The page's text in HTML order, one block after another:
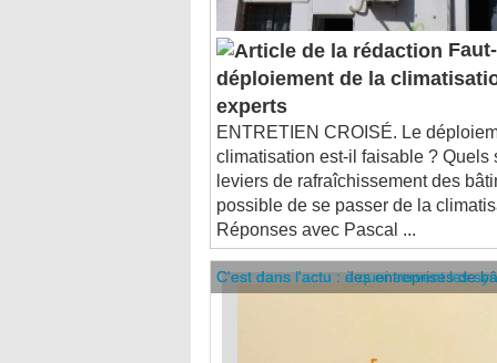
déploiement de la
experts
ENTRETIEN CROISÉ. Le
climatisation est-il faisable ? Quels
leviers de rafraîchissement des
possible de se passer de la
Réponses avec Pascal ...
C'est dans l'actu : des entreprises de
C'est dans l'actu : à quoi servent les